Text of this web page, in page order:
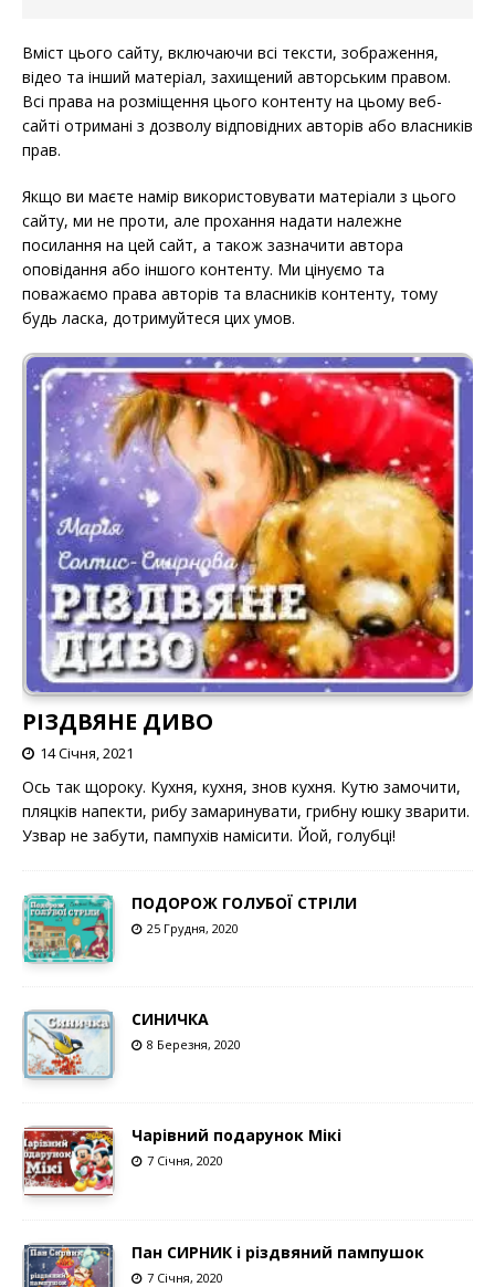
Вміст цього сайту, включаючи всі тексти, зображення,
відео та інший матеріал, захищений авторським правом.
Всі права на розміщення цього контенту на цьому веб-
сайті отримані з дозволу відповідних авторів або власників
прав.
Якщо ви маєте намір використовувати матеріали з цього
сайту, ми не проти, але прохання надати належне
посилання на цей сайт, а також зазначити автора
оповідання або іншого контенту. Ми цінуємо та
поважаємо права авторів та власників контенту, тому
будь ласка, дотримуйтеся цих умов.
РІЗДВЯНЕ ДИВО
14 Січня, 2021
Ось так щороку. Кухня, кухня, знов кухня. Кутю замочити,
пляцків напекти, рибу замаринувати, грибну юшку зварити.
Узвар не забути, пампухів намісити. Йой, голубці!
ПОДОРОЖ ГОЛУБОЇ СТРІЛИ
25 Грудня, 2020
СИНИЧКА
8 Березня, 2020
Чарівний подарунок Мікі
7 Січня, 2020
Пан СИРНИК і різдвяний пампушок
7 Січня, 2020